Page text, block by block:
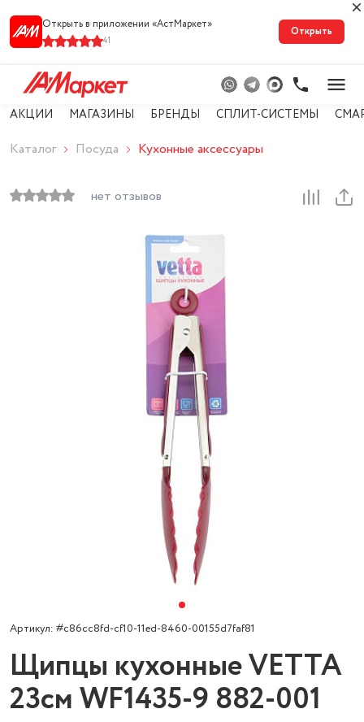
Открыть в приложении «АстМарке‪т‬»
41
Открыть
АКЦИИ МАГАЗИНЫ БРЕНДЫ СПЛИТ-СИСТЕМЫ
Каталог Посуда Кухонные аксессуары
нет отзывов
Артикул: #c86cc8fd-cf10-11ed-8460-00155d7faf81
Щипцы кухонные VETTA
23см WF1435-9 882-001